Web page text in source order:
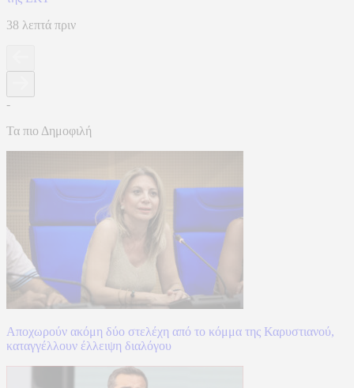
38 λεπτά πριν
-
Τα πιο Δημοφιλή
Αποχωρούν ακόμη δύο στελέχη από το κόμμα της Καρυστιανού,
καταγγέλλουν έλλειψη διαλόγου